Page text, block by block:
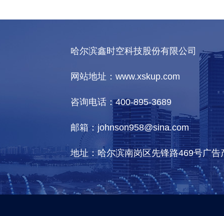
哈尔滨鑫时空科技股份有限公司
网站地址：www.xskup.com
咨询电话：400-895-3689
邮箱：johnson958@sina.com
地址：哈尔滨南岗区先锋路469号广